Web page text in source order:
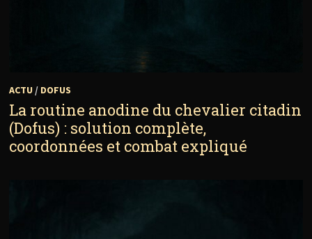
ACTU / DOFUS
La routine anodine du chevalier citadin
(Dofus) : solution complète,
coordonnées et combat expliqué